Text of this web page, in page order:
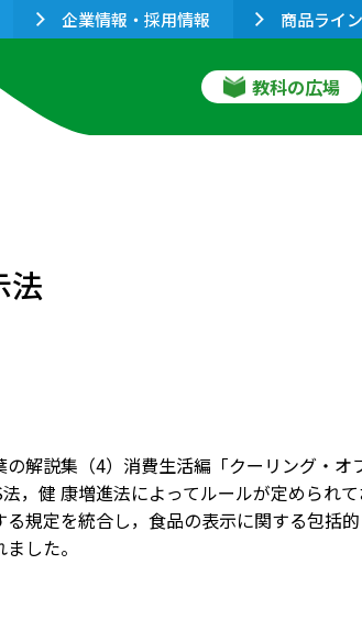
企業情報・採用情報 商品ライ
教科の広場
法
の解説集（4）消費生活編「クーリング・オ
法，健 康増進法によってルールが定められ
る規定を統合し，食品の表示に関する包括
ました。